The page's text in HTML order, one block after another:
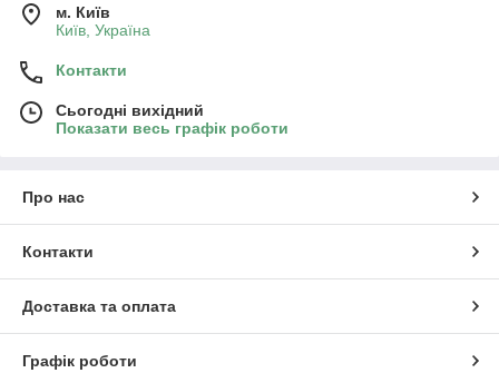
м. Київ
Київ, Україна
Контакти
Сьогодні вихідний
Показати весь графік роботи
Про нас
Контакти
Доставка та оплата
Графік роботи